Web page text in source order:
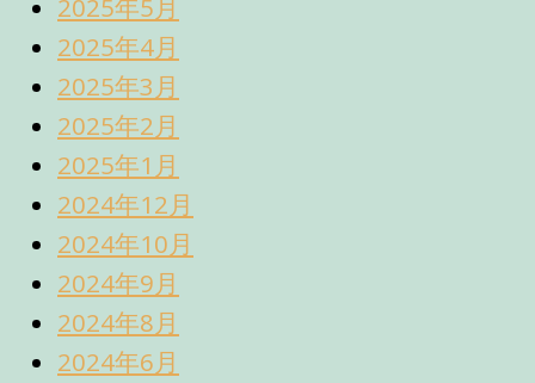
2025年5月
2025年4月
2025年3月
2025年2月
2025年1月
2024年12月
2024年10月
2024年9月
2024年8月
2024年6月